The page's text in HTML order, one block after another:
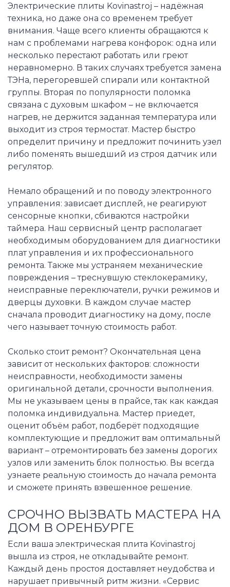
Электрические плиты Kovinastroj – надёжная
техника, но даже она со временем требует
внимания. Чаще всего клиенты обращаются к
нам с проблемами нагрева конфорок: одна или
несколько перестают работать или греют
неравномерно. В таких случаях требуется замена
ТЭНа, перегоревшей спирали или контактной
группы. Вторая по популярности поломка
связана с духовым шкафом – не включается
нагрев, не держится заданная температура или
выходит из строя термостат. Мастер быстро
определит причину и предложит починить узел
либо поменять вышедший из строя датчик или
регулятор.
Немало обращений и по поводу электронного
управления: зависает дисплей, не реагируют
сенсорные кнопки, сбиваются настройки
таймера. Наш сервисный центр располагает
необходимым оборудованием для диагностики
плат управления и их профессионального
ремонта. Также мы устраняем механические
повреждения – треснувшую стеклокерамику,
неисправные переключатели, ручки режимов и
дверцы духовки. В каждом случае мастер
сначала проводит диагностику на дому, после
чего называет точную стоимость работ.
Сколько стоит ремонт? Окончательная цена
зависит от нескольких факторов: сложности
неисправности, необходимости замены
оригинальной детали, срочности выполнения.
Мы не указываем цены в прайсе, так как каждая
поломка индивидуальна. Мастер приедет,
оценит объём работ, подберёт подходящие
комплектующие и предложит вам оптимальный
вариант – отремонтировать без замены дорогих
узлов или заменить блок полностью. Вы всегда
узнаете реальную стоимость до начала ремонта
и сможете принять взвешенное решение.
СРОЧНО ВЫЗВАТЬ МАСТЕРА НА
ДОМ В ОРЕНБУРГЕ
Если ваша электрическая плита Kovinastroj
вышла из строя, не откладывайте ремонт.
Каждый день простоя доставляет неудобства и
нарушает привычный ритм жизни. «Сервис